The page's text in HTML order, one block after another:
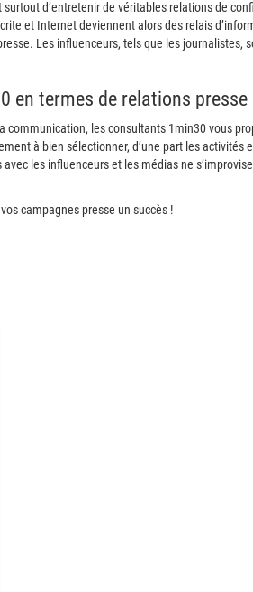
d’entretenir de véritables relations de
et Internet deviennent alors des relais
Les influenceurs, tels que les journalistes,
en termes de relations presse
les consultants 1min30 vous
à bien sélectionner, d’une part les
les influenceurs et les médias ne
campagnes presse un succès !